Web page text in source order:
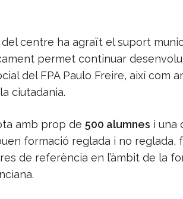
centre ha agraït el suport
permet continuar
del FPA Paulo Freire, així com
ciutadania.
amb prop de 500 alumnes i una
formació reglada i no reglada,
de referència en l’àmbit de la